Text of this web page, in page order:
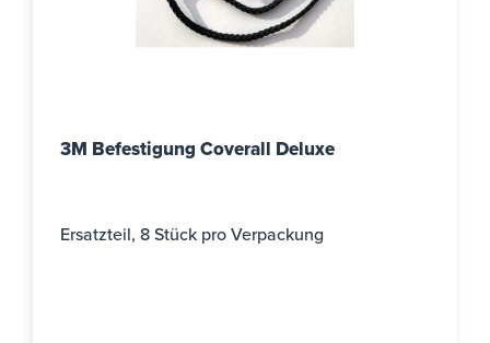
3M Befestigung Coverall Deluxe
Ersatzteil, 8 Stück pro Verpackung